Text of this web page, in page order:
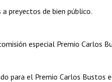
preyectos de bien público.
especial Premio Carlos
para el Premio Carlos Bustos